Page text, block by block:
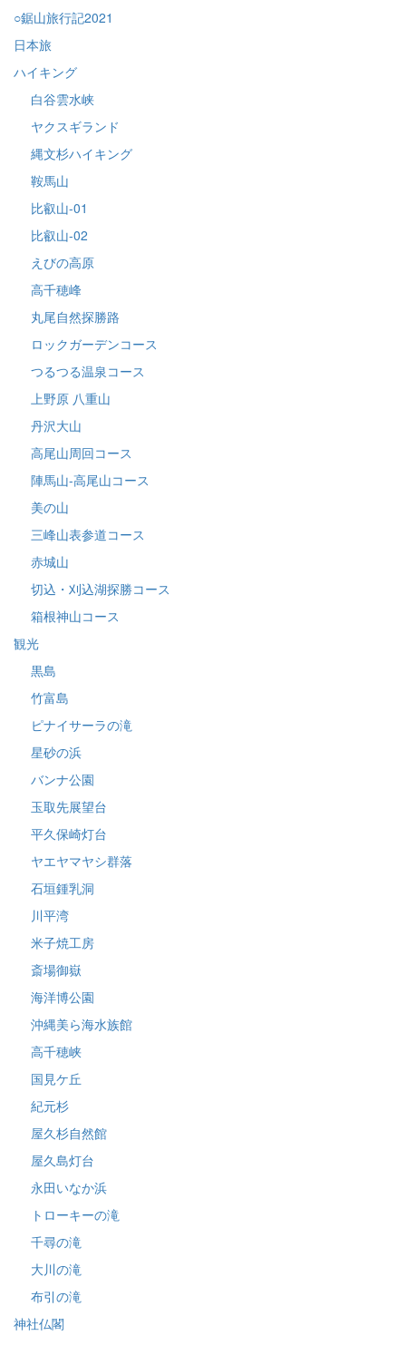
○鋸山旅行記2021
日本旅
ハイキング
白谷雲水峡
ヤクスギランド
縄文杉ハイキング
鞍馬山
比叡山-01
比叡山-02
えびの高原
高千穂峰
丸尾自然探勝路
ロックガーデンコース
つるつる温泉コース
上野原 八重山
丹沢大山
高尾山周回コース
陣馬山-高尾山コース
美の山
三峰山表参道コース
赤城山
切込・刈込湖探勝コース
箱根神山コース
観光
黒島
竹富島
ピナイサーラの滝
星砂の浜
バンナ公園
玉取先展望台
平久保崎灯台
ヤエヤマヤシ群落
石垣鍾乳洞
川平湾
米子焼工房
斎場御嶽
海洋博公園
沖縄美ら海水族館
高千穂峡
国見ケ丘
紀元杉
屋久杉自然館
屋久島灯台
永田いなか浜
トローキーの滝
千尋の滝
大川の滝
布引の滝
神社仏閣